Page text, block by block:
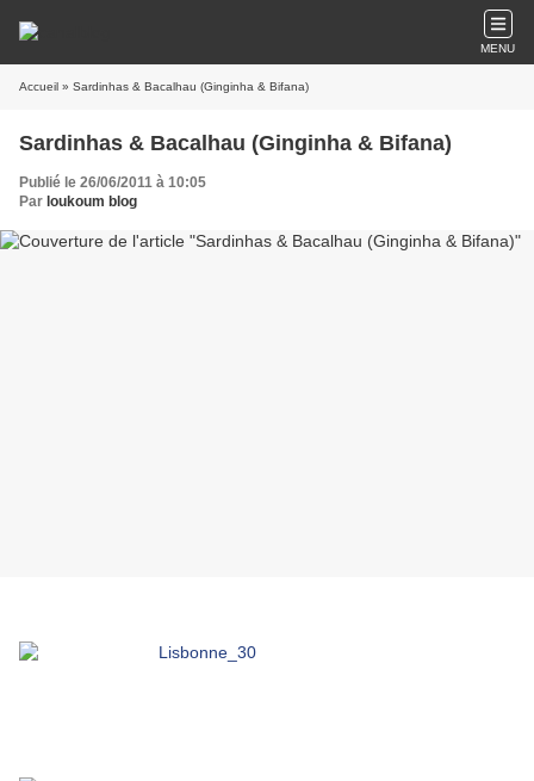
MENU
Accueil » Sardinhas & Bacalhau (Ginginha & Bifana)
Sardinhas & Bacalhau (Ginginha & Bifana)
Publié le 26/06/2011 à 10:05
Par loukoum blog